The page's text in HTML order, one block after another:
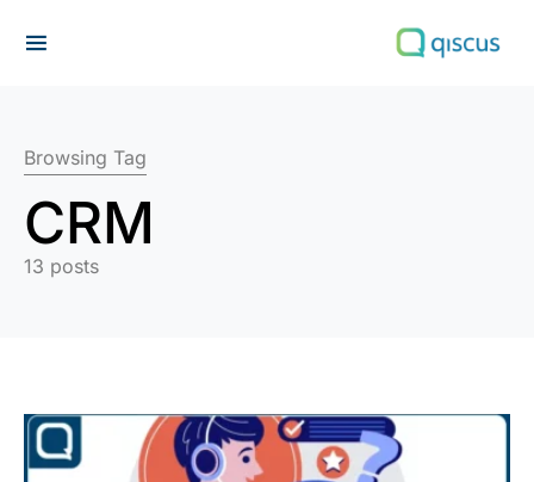
Browsing Tag
CRM
13 posts